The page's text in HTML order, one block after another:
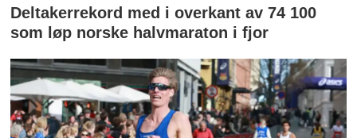
Deltakerrekord med i overkant av 74 100
som løp norske halvmaraton i fjor